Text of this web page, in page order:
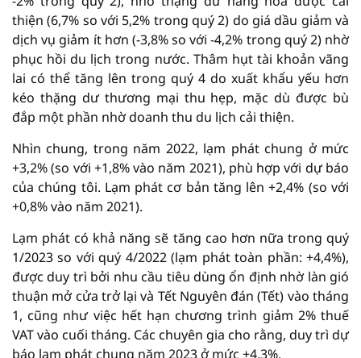
thiện (6,7% so với 5,2% trong quý 2) do giá dầu giảm và
dịch vụ giảm ít hơn (-3,8% so với -4,2% trong quý 2) nhờ
phục hồi du lịch trong nước. Thâm hụt tài khoản vãng
lai có thể tăng lên trong quý 4 do xuất khẩu yếu hơn
kéo thặng dư thương mại thu hẹp, mặc dù được bù
đắp một phần nhờ doanh thu du lịch cải thiện.
Nhìn chung, trong năm 2022, lạm phát chung ở mức
+3,2% (so với +1,8% vào năm 2021), phù hợp với dự báo
của chúng tôi. Lạm phát cơ bản tăng lên +2,4% (so với
+0,8% vào năm 2021).
Lạm phát có khả năng sẽ tăng cao hơn nữa trong quý
1/2023 so với quý 4/2022 (lạm phát toàn phần: +4,4%),
được duy trì bởi nhu cầu tiêu dùng ổn định nhờ làn gió
thuận mở cửa trở lại và Tết Nguyên đán (Tết) vào tháng
1, cũng như việc hết hạn chương trình giảm 2% thuế
VAT vào cuối tháng. Các chuyên gia cho rằng, duy trì dự
báo lạm phát chung năm 2023 ở mức +4,3%.